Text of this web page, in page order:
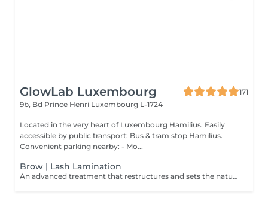
GlowLab Luxembourg
171
9b, Bd Prince Henri Luxembourg L-1724
Located in the very heart of Luxembourg Hamilius. Easily
accessible by public transport: Bus & tram stop Hamilius.
Convenient parking nearby: - Mo...
Brow | Lash Lamination
An advanced treatment that restructures and sets the natural hairs into the desired shape, creating a fuller, more defined, and lifted appearance. Perfect for taming unruly brows or enhancing the natural curve of the lashes. The result usually lasts about 4-6 weeks. TREATMENT OPTIONS: -Brow Lamination -Lash Lamination -Brow& Lash Lamination Brow Lamination includes brow shaping and tinting. Lash Lamination includes lash tinting. All services are performed as part of the treatment and included in the price. BENEFITS: - Defined and structured brows and lashes - Fuller, more lifted appearance - Long-lasting results - Enhanced facial harmony - Reduced need for daily makeup INDICATIONS: - Asymmetrical or undefined brows - Light or sparse brows/lashes - Unruly or downward-growing hairs - Desire for a polished, natural look CONTRAINDICATIONS: - Skin irritation - Active inflammation or infection - Allergic reactions to products AFTERCARE: - Avoid water, heat, and steam for 24 hours - Do not rub or manipulate the treated area - Use gentle, nourishing products - Brush brows/lashes daily to maintain shape A refined approach to naturally enhanced, perfectly styled brows and lashes.